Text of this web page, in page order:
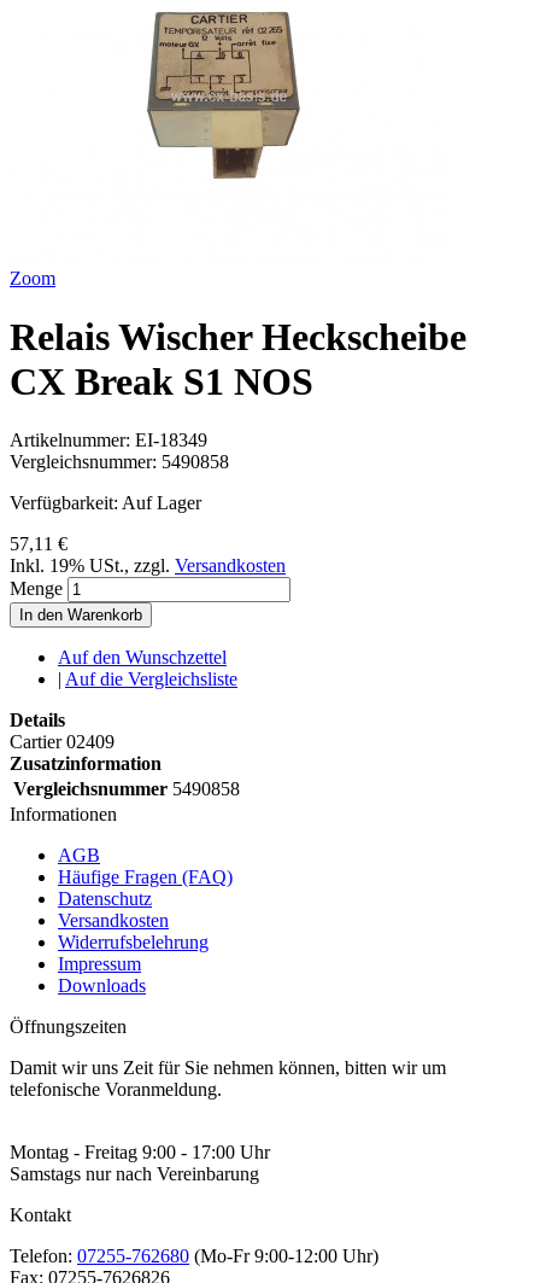
Zoom
Relais Wischer Heckscheibe
CX Break S1 NOS
Artikelnummer: EI-18349
Vergleichsnummer: 5490858
Verfügbarkeit: Auf Lager
57,11 €
Inkl. 19% USt., zzgl. Versandkosten
Menge
In den Warenkorb
Auf den Wunschzettel
| Auf die Vergleichsliste
Details
Cartier 02409
Zusatzinformation
Vergleichsnummer 5490858
Informationen
AGB
Häufige Fragen (FAQ)
Datenschutz
Versandkosten
Widerrufsbelehrung
Impressum
Downloads
Öffnungszeiten
Damit wir uns Zeit für Sie nehmen können, bitten wir um
telefonische Voranmeldung.
Montag - Freitag 9:00 - 17:00 Uhr
Samstags nur nach Vereinbarung
Kontakt
Telefon: 07255-762680 (Mo-Fr 9:00-12:00 Uhr)
Fax: 07255-7626826